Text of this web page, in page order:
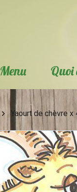
Menu Quoi
Yaourt de chèvre x